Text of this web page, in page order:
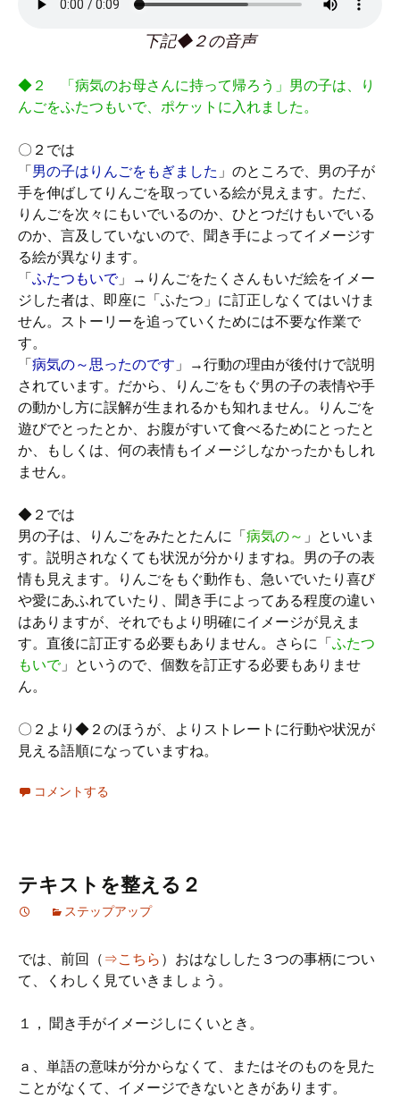
下記◆２の音声
◆２ 「病気のお母さんに持って帰ろう」男の子は、り
んごをふたつもいで、ポケットに入れました。
〇２では
「男の子はりんごをもぎました 」のところで、男の子が
手を伸ばしてりんごを取っている絵が見えます。ただ、
りんごを次々にもいでいるのか、ひとつだけもいでいる
のか、言及していないので、聞き手によってイメージす
る絵が異なります。
「ふたつもいで」→りんごをたくさんもいだ絵をイメー
ジした者は、即座に「ふたつ」に訂正しなくてはいけま
せん。ストーリーを追っていくためには不要な作業で
す。
「病気の～思ったのです 」→行動の理由が後付けで説明
されています。だから、りんごをもぐ男の子の表情や手
の動かし方に誤解が生まれるかも知れません。りんごを
遊びでとったとか、お腹がすいて食べるためにとったと
か、もしくは、何の表情もイメージしなかったかもしれ
ません。
◆２では
男の子は、りんごをみたとたんに「病気の～ 」といいま
す。説明されなくても状況が分かりますね。男の子の表
情も見えます。りんごをもぐ動作も、急いでいたり喜び
や愛にあふれていたり、聞き手によってある程度の違い
はありますが、それでもより明確にイメージが見えま
す。直後に訂正する必要もありません。さらに「ふたつ
もいで」というので、個数を訂正する必要もありませ
ん。
〇２より◆２のほうが、よりストレートに行動や状況が
見える語順になっていますね。
コメントする
テキストを整える２
ステップアップ
では、前回（ ⇒こちら ）おはなしした３つの事柄につい
て、くわしく見ていきましょう。
１， 聞き手がイメージしにくいとき。
ａ、単語の意味が分からなくて、またはそのものを見た
ことがなくて、イメージできないときがあります。